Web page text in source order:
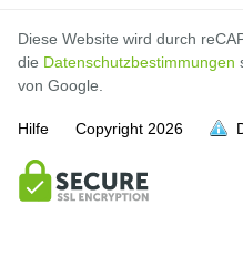
Diese Website wird durch
die Datenschutzbestimmungen
von Google.
Hilfe Copyright 2026